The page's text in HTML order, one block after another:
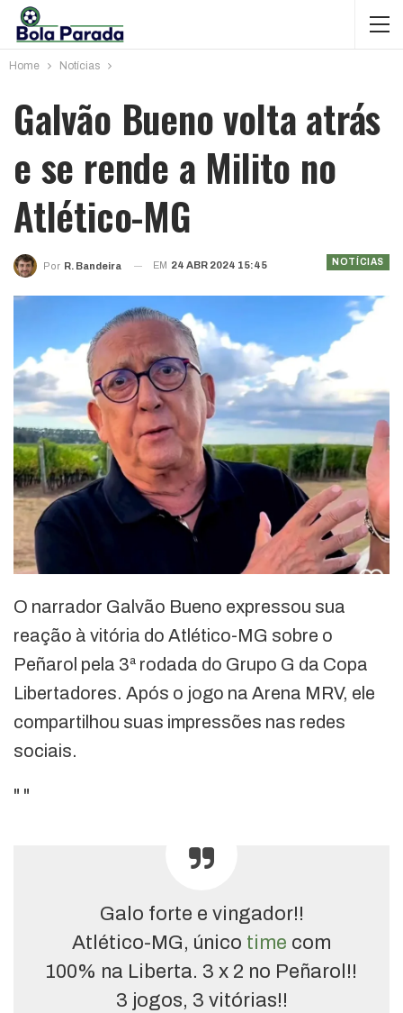
Home Notícias
Galvão Bueno volta atrás
e se rende a Milito no
Atlético-MG
NOTÍCIAS
Por R. Bandeira EM 24 ABR 2024 15:45
O narrador Galvão Bueno expressou sua
reação à vitória do Atlético-MG sobre o
Peñarol pela 3ª rodada do Grupo G da Copa
Libertadores. Após o jogo na Arena MRV, ele
compartilhou suas impressões nas redes
sociais.
" "
Galo forte e vingador!!
Atlético-MG, único time com
100% na Liberta. 3 x 2 no Peñarol!!
3 jogos, 3 vitórias!!